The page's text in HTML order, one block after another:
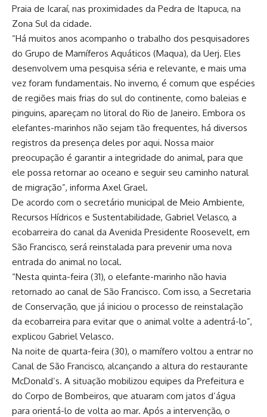
Praia de Icaraí, nas proximidades da Pedra de Itapuca, na
Zona Sul da cidade.
“Há muitos anos acompanho o trabalho dos pesquisadores
do Grupo de Mamíferos Aquáticos (Maqua), da Uerj. Eles
desenvolvem uma pesquisa séria e relevante, e mais uma
vez foram fundamentais. No inverno, é comum que espécies
de regiões mais frias do sul do continente, como baleias e
pinguins, apareçam no litoral do Rio de Janeiro. Embora os
elefantes-marinhos não sejam tão frequentes, há diversos
registros da presença deles por aqui. Nossa maior
preocupação é garantir a integridade do animal, para que
ele possa retornar ao oceano e seguir seu caminho natural
de migração”, informa Axel Grael.
De acordo com o secretário municipal de Meio Ambiente,
Recursos Hídricos e Sustentabilidade, Gabriel Velasco, a
ecobarreira do canal da Avenida Presidente Roosevelt, em
São Francisco, será reinstalada para prevenir uma nova
entrada do animal no local.
“Nesta quinta-feira (31), o elefante-marinho não havia
retornado ao canal de São Francisco. Com isso, a Secretaria
de Conservação, que já iniciou o processo de reinstalação
da ecobarreira para evitar que o animal volte a adentrá-lo”,
explicou Gabriel Velasco.
Na noite de quarta-feira (30), o mamífero voltou a entrar no
Canal de São Francisco, alcançando a altura do restaurante
McDonald’s. A situação mobilizou equipes da Prefeitura e
do Corpo de Bombeiros, que atuaram com jatos d’água
para orientá-lo de volta ao mar. Após a intervenção, o